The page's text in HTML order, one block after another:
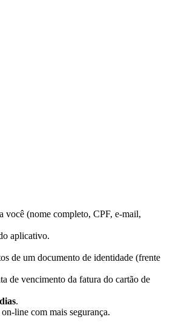
você (nome completo, CPF, e-mail,
aplicativo.
de um documento de identidade (frente
de vencimento da fatura do cartão de
.
line com mais segurança.